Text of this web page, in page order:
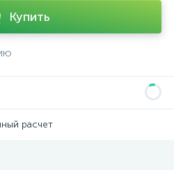
Купить
расчет